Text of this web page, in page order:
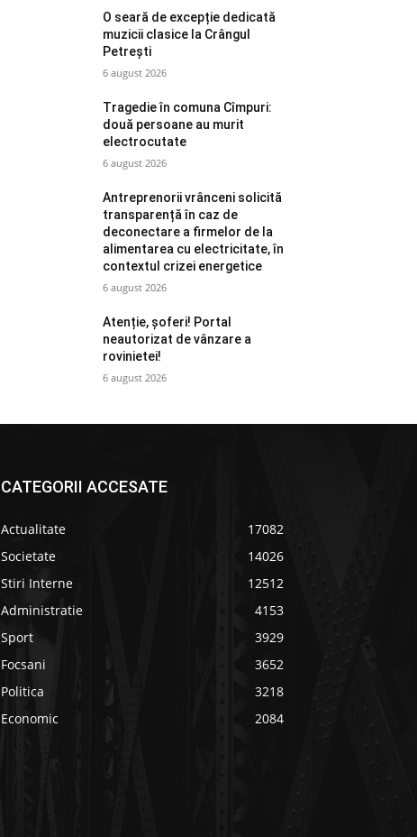
O seară de excepție dedicată
muzicii clasice la Crângul
Petrești
6 august 2026
Tragedie în comuna Cîmpuri:
două persoane au murit
electrocutate
6 august 2026
Antreprenorii vrânceni solicită
transparență în caz de
deconectare a firmelor de la
alimentarea cu electricitate, în
contextul crizei energetice
6 august 2026
Atenție, șoferi! Portal
neautorizat de vânzare a
rovinietei!
6 august 2026
CATEGORII ACCESATE
Actualitate
17082
Societate
14026
Stiri Interne
12512
Administratie
4153
Sport
3929
Focsani
3652
Politica
3218
Economic
2084